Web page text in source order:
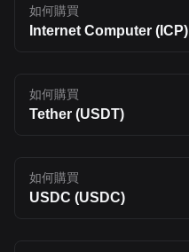
如何購買
Internet Computer (ICP)
如何購買
Tether (USDT)
如何購買
USDC (USDC)